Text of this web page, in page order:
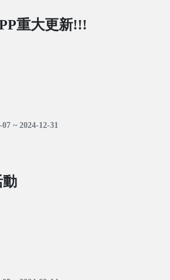
重大更新!!!
~ 2024-12-31
動